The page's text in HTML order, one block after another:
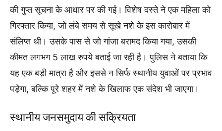
की गुप्त सूचना के आधार पर की गई। विशेष दस्ते ने एक महिला को
गिरफ्तार किया, जो लंबे समय से सूखे नशे के इस कारोबार में
संलिप्त थी। उसके पास से जो गांजा बरामद किया गया, उसकी
कीमत लगभग 5 लाख रुपये बताई जा रही है। पुलिस ने बताया कि
यह एक बड़ी मात्रा है और इससे न सिर्फ स्थानीय युवाओं पर प्रभाव
पड़ेगा, बल्कि पूरे शहर में नशे के खिलाफ एक संदेश भी जाएगा।
स्थानीय जनसमुदाय की सक्रियता